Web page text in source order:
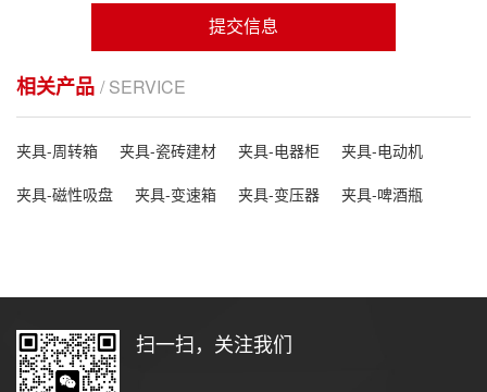
提交信息
相关产品 / SERVICE
夹具-周转箱 夹具-瓷砖建材 夹具-电器柜
夹具-电动机
夹具-磁性吸盘
夹具-变速箱 夹具-变压器 夹具-啤酒瓶
扫一扫，关注我们